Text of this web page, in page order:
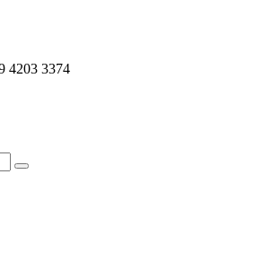
4203 3374